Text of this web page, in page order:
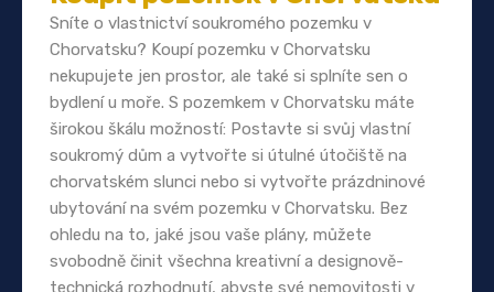
Sníte o vlastnictví soukromého pozemku v
Chorvatsku? Koupí pozemku v Chorvatsku
nekupujete jen prostor, ale také si splníte sen o
bydlení u moře. S pozemkem v Chorvatsku máte
širokou škálu možností: Postavte si svůj vlastní
soukromý dům a vytvořte si útulné útočiště na
chorvatském slunci nebo si vytvořte prázdninové
ubytování na svém pozemku v Chorvatsku. Bez
ohledu na to, jaké jsou vaše plány, můžete
svobodně činit všechna kreativní a designově-
technická rozhodnutí, abyste své nemovitosti v